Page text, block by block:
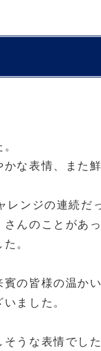
な表情、また
レンジの連続
んのことがあ
。
の皆様の温か
ました。
うな表情でし